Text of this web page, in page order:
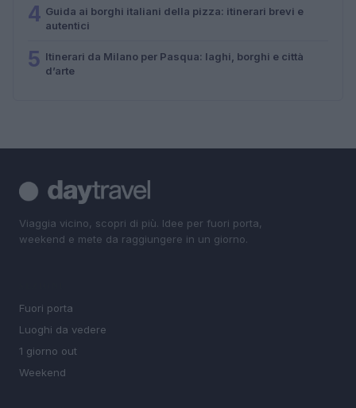
4 Guida ai borghi italiani della pizza: itinerari brevi e
autentici
5 Itinerari da Milano per Pasqua: laghi, borghi e città
d’arte
Viaggia vicino, scopri di più. Idee per fuori porta,
weekend e mete da raggiungere in un giorno.
Fuori porta
Luoghi da vedere
1 giorno out
Weekend